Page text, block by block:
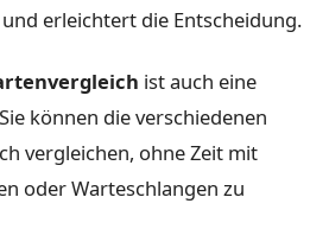
erleichtert die Entscheidung.
ist auch eine
können die verschiedenen
vergleichen, ohne Zeit mit
oder Warteschlangen zu